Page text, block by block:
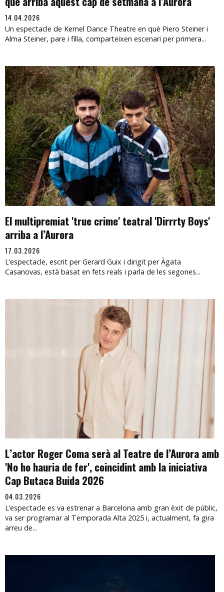
14.04.2026
Un espectacle de Kernel Dance Theatre en què Piero Steiner i
Alma Steiner, pare i filla, comparteixen escenari per primera...
El multipremiat 'true crime' teatral 'Dirrrty Boys'
arriba a l’Aurora
17.03.2026
L’espectacle, escrit per Gerard Guix i dirigit per Àgata
Casanovas, està basat en fets reals i parla de les segones...
L’actor Roger Coma serà al Teatre de l’Aurora amb
'No ho hauria de fer', coincidint amb la iniciativa
Cap Butaca Buida 2026
04.03.2026
L’espectacle es va estrenar a Barcelona amb gran èxit de públic,
va ser programar al Temporada Alta 2025 i, actualment, fa gira
arreu de...